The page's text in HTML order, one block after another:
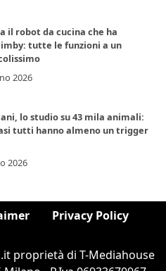
il robot da cucina che ha
tutte le funzioni a un
2026
lo studio su 43 mila animali:
tutti hanno almeno un trigger
2026
Privacy Policy
proprietà di T-Mediahouse